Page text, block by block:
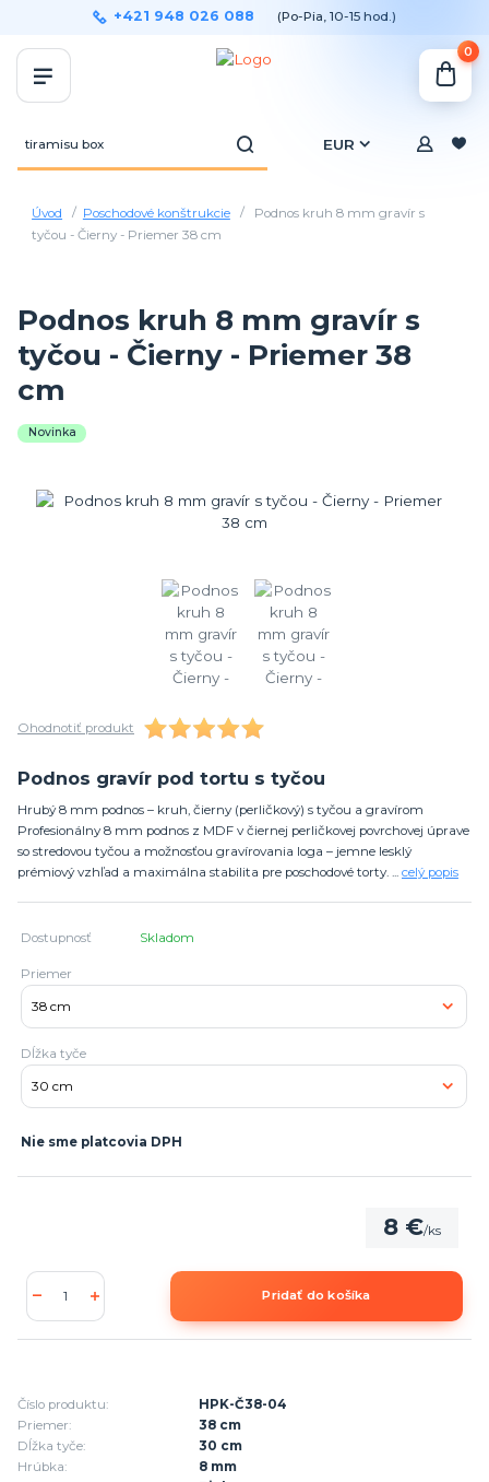
EUR
+421 948 026 088 (Po-Pia, 10-15 hod.)
0
Úvod Poschodové konštrukcie
Podnos kruh 8 mm gravír s
tyčou - Čierny - Priemer 38 cm
Podnos kruh 8 mm gravír s
tyčou - Čierny - Priemer 38
cm
Novinka
Ohodnotiť produkt
Podnos gravír pod tortu s tyčou
Hrubý 8 mm podnos – kruh, čierny (perličkový) s tyčou a gravírom
Profesionálny 8 mm podnos z MDF v čiernej perličkovej povrchovej úprave
so stredovou tyčou a možnosťou gravírovania loga – jemne lesklý
prémiový vzhľad a maximálna stabilita pre poschodové torty. ... celý popis
Dostupnosť Skladom
Priemer
Dĺžka tyče
Nie sme platcovia DPH
8 €/ks
Pridať do košíka
Číslo produktu:
HPK-Č38-04
Priemer:
38 cm
Dĺžka tyče:
30 cm
Hrúbka:
8 mm